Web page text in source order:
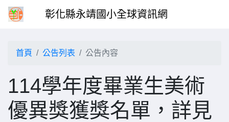
彰化縣永靖國小全球資訊網
首頁 公告列表 公告內容
114學年度畢業生美術
優異獎獲獎名單，詳見